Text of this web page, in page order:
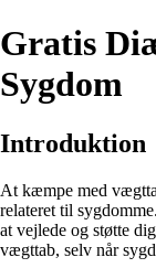
Gratis
Sygdom
Introduktion
At kæmpe med
relateret til
at vejlede og støtte
vægttab, selv når